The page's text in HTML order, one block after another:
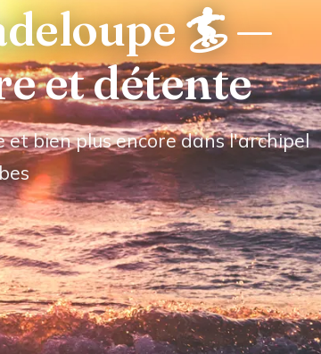
🏄 —
et détente
et bien plus encore dans l'archipel